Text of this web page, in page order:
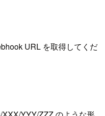
URL を取得してくだ